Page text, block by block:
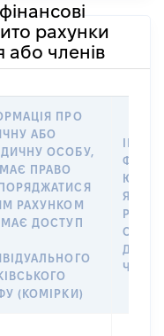
рахунки
або членів
ПРО
АБО
ОСОБУ,
ПРАВО
РАХУНКОМ
ДОСТУП
(КОМІРКИ)
ЯКА